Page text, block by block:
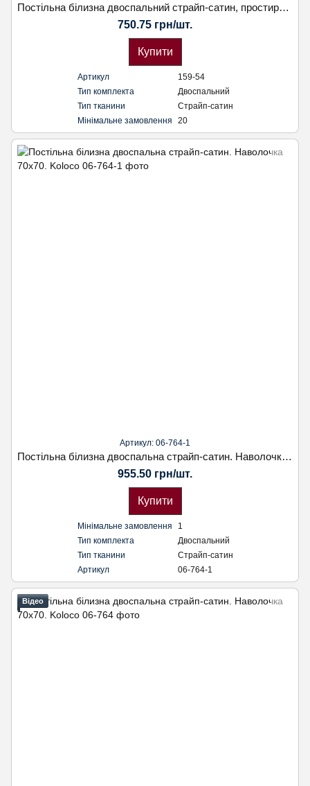
Постільна білизна двоспальний страйп-сатин, простирадло на гумці. Наволочка 50х70. Koloco
750.75 грн/шт.
Купити
Артикул
159-54
Тип комплекта
Двоспальний
Тип тканини
Страйп-сатин
Мінімальне замовлення
20
Артикул: 06-764-1
Постільна білизна двоспальна страйп-сатин. Наволочка 70х70. Koloco
955.50 грн/шт.
Купити
Мінімальне замовлення
1
Тип комплекта
Двоспальний
Тип тканини
Страйп-сатин
Артикул
06-764-1
Відео